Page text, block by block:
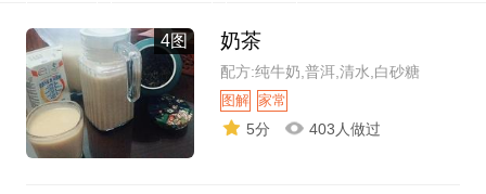
4图 奶茶
配方:纯牛奶,普洱,清水,白砂糖
图解 家常
5分 403人做过